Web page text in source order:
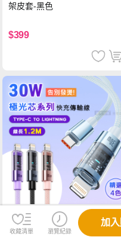
架皮套-黑色
$399
30W 極光芯系列 防過熱+耐拉
快充線 Type-C to Lightning 傳
收藏清單 瀏覽紀錄
加